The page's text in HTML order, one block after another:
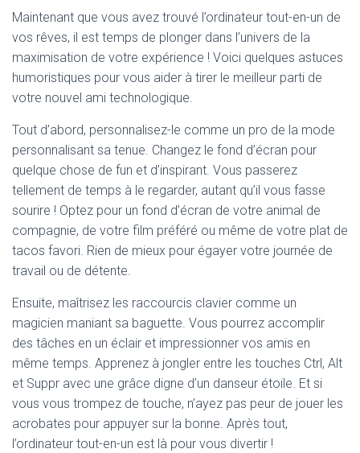
Maintenant que vous avez trouvé l’ordinateur tout-en-un de
vos rêves, il est temps de plonger dans l’univers de la
maximisation de votre expérience ! Voici quelques astuces
humoristiques pour vous aider à tirer le meilleur parti de
votre nouvel ami technologique.
Tout d’abord, personnalisez-le comme un pro de la mode
personnalisant sa tenue. Changez le fond d’écran pour
quelque chose de fun et d’inspirant. Vous passerez
tellement de temps à le regarder, autant qu’il vous fasse
sourire ! Optez pour un fond d’écran de votre animal de
compagnie, de votre film préféré ou même de votre plat de
tacos favori. Rien de mieux pour égayer votre journée de
travail ou de détente.
Ensuite, maîtrisez les raccourcis clavier comme un
magicien maniant sa baguette. Vous pourrez accomplir
des tâches en un éclair et impressionner vos amis en
même temps. Apprenez à jongler entre les touches Ctrl, Alt
et Suppr avec une grâce digne d’un danseur étoile. Et si
vous vous trompez de touche, n’ayez pas peur de jouer les
acrobates pour appuyer sur la bonne. Après tout,
l’ordinateur tout-en-un est là pour vous divertir !